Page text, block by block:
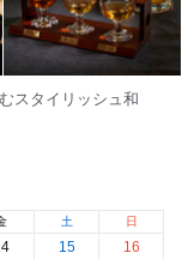
スタイリッシュ和
土
15
日
16